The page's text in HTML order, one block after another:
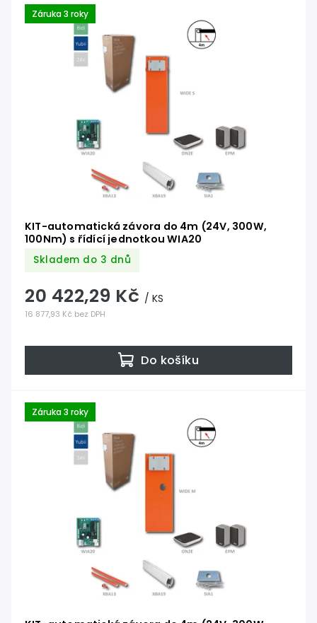
Záruka 3 roky
KIT-automatická závora do 4m (24V, 300W,
100Nm) s řídící jednotkou WIA20
Skladem do 3 dnů
16 877,93 Kč bez DPH
20 422,29 Kč / KS
Do košíku
Záruka 3 roky